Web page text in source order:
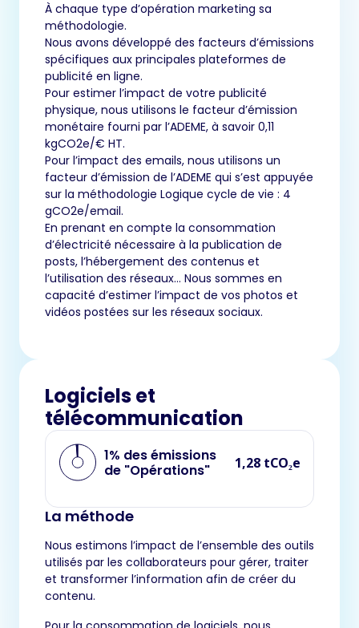
À chaque type d’opération marketing sa
méthodologie.
Nous avons développé des facteurs d’émissions
spécifiques aux principales plateformes de
publicité en ligne.
Pour estimer l’impact de votre publicité
physique, nous utilisons le facteur d’émission
monétaire fourni par l’ADEME, à savoir 0,11
kgCO2e/€ HT.
Pour l’impact des emails, nous utilisons un
facteur d’émission de l’ADEME qui s’est appuyée
sur la méthodologie Logique cycle de vie : 4
gCO2e/email.
En prenant en compte la consommation
d’électricité nécessaire à la publication de
posts, l’hébergement des contenus et
l’utilisation des réseaux… Nous sommes en
capacité d’estimer l’impact de vos photos et
vidéos postées sur les réseaux sociaux.
Logiciels et
télécommunication
1% des émissions
de "Opérations"
1,28 tCO₂e
La méthode
Nous estimons l’impact de l’ensemble des outils
utilisés par les collaborateurs pour gérer, traiter
et transformer l’information afin de créer du
contenu.